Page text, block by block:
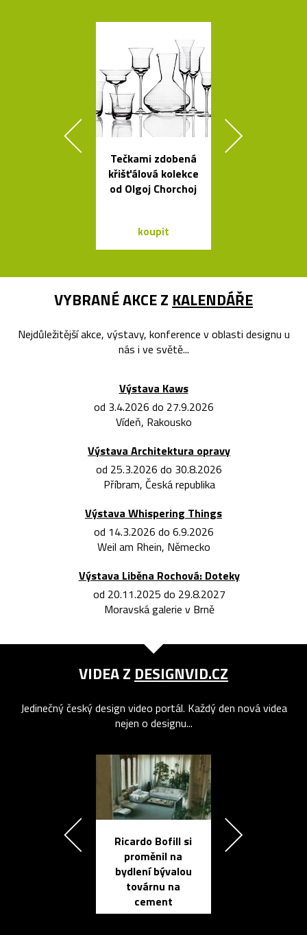
Tečkami zdobená
křišťálová kolekce
od Olgoj Chorchoj
koupit
VYBRANÉ AKCE Z KALENDÁŘE
Nejdůležitější akce, výstavy, konference v oblasti designu u
nás i ve světě...
Výstava Kaws
od 3.4.2026 do 27.9.2026
Vídeň, Rakousko
Výstava Architektura opravy
od 25.3.2026 do 30.8.2026
Příbram, Česká republika
Výstava Whispering Things
od 14.3.2026 do 6.9.2026
Weil am Rhein, Německo
Výstava Liběna Rochová: Doteky
od 20.11.2025 do 29.8.2027
Moravská galerie v Brně
VIDEA Z DESIGNVID.CZ
Jedinečný český design video portál. Každý den nová videa
nejen o designu...
Ricardo Bofill si
proměnil na
bydlení bývalou
továrnu na
cement